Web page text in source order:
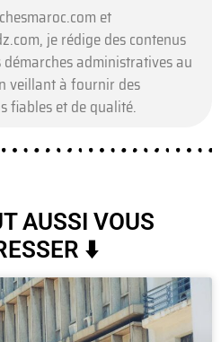
et
je rédige des contenus
démarches administratives au
veillant à fournir des
fiables et de qualité.
AUSSI VOUS
⬇️